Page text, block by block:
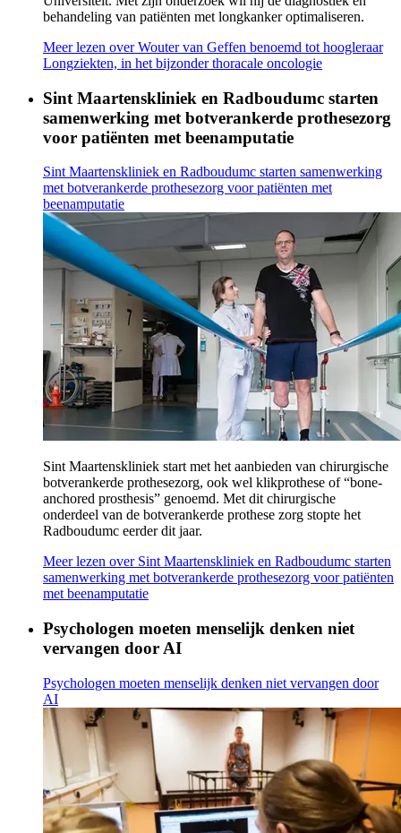
behandeling van patiënten met longkanker optimaliseren.
Meer lezen over Wouter van Geffen benoemd tot hoogleraar
Longziekten, in het bijzonder thoracale oncologie
Sint Maartenskliniek en Radboudumc starten
samenwerking met botverankerde prothesezorg
voor patiënten met beenamputatie
Sint Maartenskliniek en Radboudumc starten samenwerking
met botverankerde prothesezorg voor patiënten met
beenamputatie
Sint Maartenskliniek start met het aanbieden van chirurgische
botverankerde prothesezorg, ook wel klikprothese of “bone-
anchored prosthesis” genoemd. Met dit chirurgische
onderdeel van de botverankerde prothese zorg stopte het
Radboudumc eerder dit jaar.
Meer lezen over Sint Maartenskliniek en Radboudumc starten
samenwerking met botverankerde prothesezorg voor patiënten
met beenamputatie
Psychologen moeten menselijk denken niet
vervangen door AI
Psychologen moeten menselijk denken niet vervangen door
AI